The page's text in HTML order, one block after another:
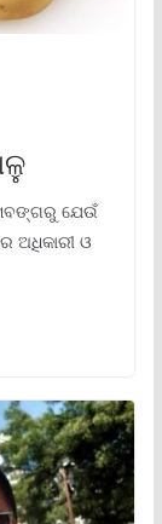
ଯେଉଁ
ଅଧିକାରୀ ଓ